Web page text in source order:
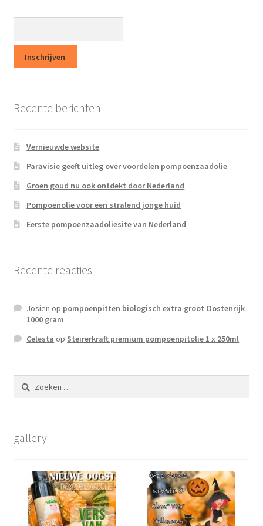
Prostaat
Pompoenpitolie
Recepten & Nieuws
Winkel
Afrekenen
Mijn account
Winkelmand
Assortiment
Winkel Affiliaties
Recente berichten
Vernieuwde website
Paravisie geeft uitleg over voordelen pompoenzaadolie
Groen goud nu ook ontdekt door Nederland
Pompoenolie voor een stralend jonge huid
Eerste pompoenzaadoliesite van Nederland
Recente reacties
Josien op pompoenpitten biologisch extra groot Oostenrijk
1000 gram
Celesta op Steirerkraft premium pompoenpitolie 1 x 250ml
Zoeken
naar:
gallery